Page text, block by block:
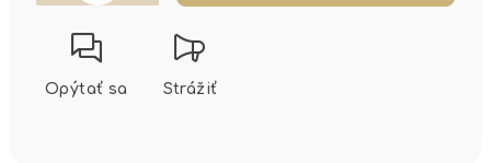
Opýtať sa Strážiť